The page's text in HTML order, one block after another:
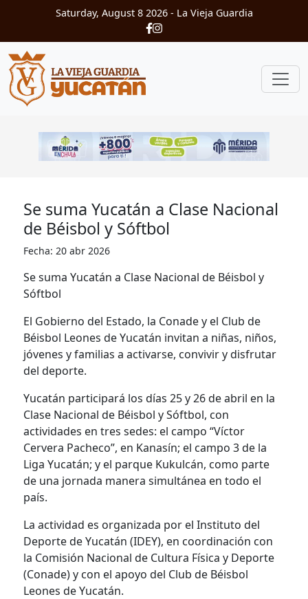
Saturday, August 8 2026 - La Vieja Guardia
​Se suma Yucatán a Clase Nacional
de Béisbol y Sóftbol
Fecha: 20 abr 2026
Se suma Yucatán a Clase Nacional de Béisbol y
Sóftbol
El Gobierno del Estado, la Conade y el Club de
Béisbol Leones de Yucatán invitan a niñas, niños,
jóvenes y familias a activarse, convivir y disfrutar
del deporte.
Yucatán participará los días 25 y 26 de abril en la
Clase Nacional de Béisbol y Sóftbol, con
actividades en tres sedes: el campo “Víctor
Cervera Pacheco”, en Kanasín; el campo 3 de la
Liga Yucatán; y el parque Kukulcán, como parte
de una jornada manera simultánea en todo el
país.
La actividad es organizada por el Instituto del
Deporte de Yucatán (IDEY), en coordinación con
la Comisión Nacional de Cultura Física y Deporte
(Conade) y con el apoyo del Club de Béisbol
Leones de Yucatán.